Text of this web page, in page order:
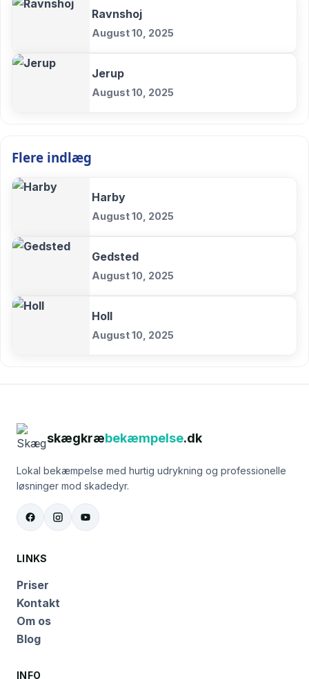
Ravnshoj
August 10, 2025
Jerup
August 10, 2025
Flere indlæg
Harby
August 10, 2025
Gedsted
August 10, 2025
Holl
August 10, 2025
skægkræbekæmpelse.dk
Lokal bekæmpelse med hurtig udrykning og professionelle
løsninger mod skadedyr.
LINKS
Priser
Kontakt
Om os
Blog
INFO